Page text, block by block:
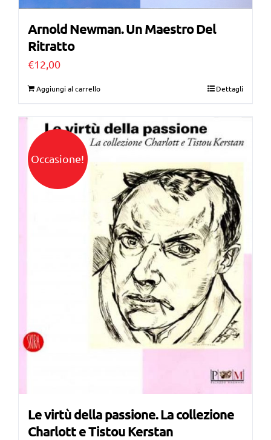
Arnold Newman. Un Maestro Del
Ritratto
€12,00
Aggiungi al carrello Dettagli
Occasione!
Le virtù della passione. La collezione
Charlott e Tistou Kerstan